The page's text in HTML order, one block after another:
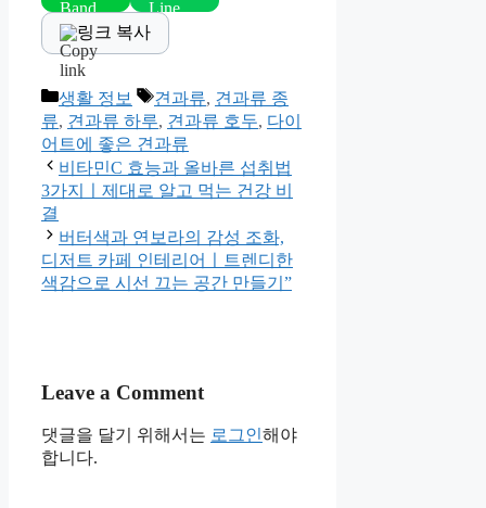
링크 복사
Categories
생활 정보 Tags
견과류, 견과류 종
류, 견과류 하루, 견과류 호두, 다이
어트에 좋은 견과류
비타민C 효능과 올바른 섭취법
3가지ㅣ제대로 알고 먹는 건강 비
결
버터색과 연보라의 감성 조화,
디저트 카페 인테리어ㅣ트렌디한
색감으로 시선 끄는 공간 만들기”
Leave a Comment
댓글을 달기 위해서는 로그인해야
합니다.